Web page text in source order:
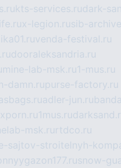
kts-services.rudark-
x-legion.rusib-
venda-festival.ru
dooraleksandria.ru
mine-lab-msk.ru1-mus.ru
damn.rupurse-factory.ru
adler-jun.ru
1mus.ru
msk.ru rtdco.ru
sajtov-stroitelnyh-
snow-